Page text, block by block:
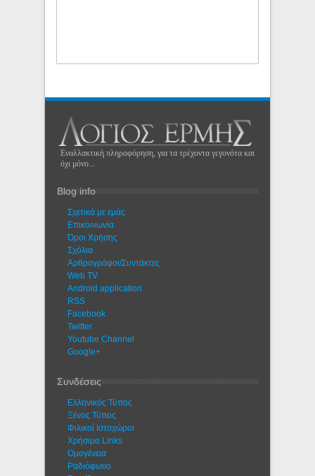
Εναλλακτική πληροφόρηση, για τα τρέχοντα γεγονότα και
όχι μόνο...
Blog info
Σχετικά με εμάς
Eπικοινωνία
Όροι Χρήσης
Σχόλια
Αρθρογράφοι/Συντάκτες
Web TV
Android application
RSS
Facebook
Twitter
Youtube Channel
Google+
Συνδέσεις
Ελληνικός Τύπος
Ξένος Τύπος
Φιλικοί Ιστοχώροι
Χρήσιμα Links
Ομογένεια
Ραδιόφωνο